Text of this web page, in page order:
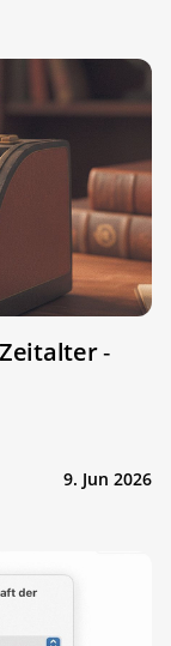
Zeitalter-
9. Jun 2026